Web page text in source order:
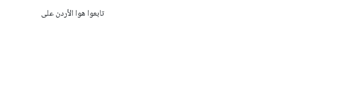
تابعوا هوا الأردن على